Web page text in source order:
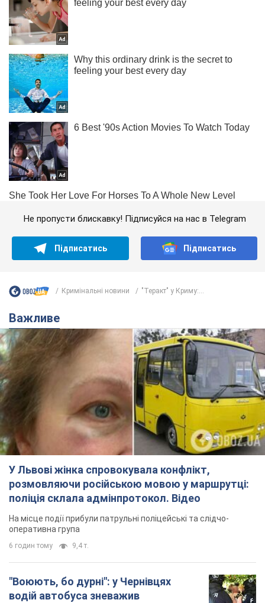
Не пропусти блискавку! Підписуйся на нас в Telegram
Підписатись Підписатись
Кримінальні новини "Теракт" у Криму:...
Важливе
У Львові жінка спровокувала конфлікт,
розмовляючи російською мовою у маршрутці:
поліція склала адмінпротокол. Відео
На місце події прибули патрульні поліцейські та слідчо-
оперативна група
6 годин тому 9,4 т.
"Воюють, бо дурні": у Чернівцях
водій автобуса зневажив